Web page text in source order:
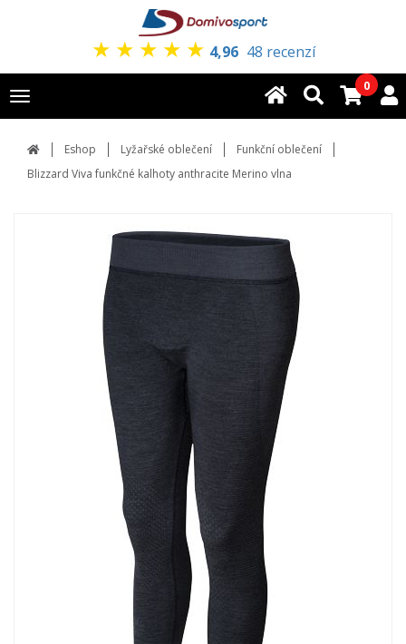
★ ★ ★ ★ ★ 4,96 48 recenzí
Toggle
navigation
0
Eshop Lyžařské oblečení
Funkční oblečení
Blizzard Viva funkčné kalhoty anthracite Merino vlna